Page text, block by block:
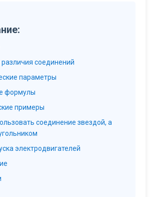
соединений
параметры
формулы
примеры
соединение звездой, а
электродвигателей